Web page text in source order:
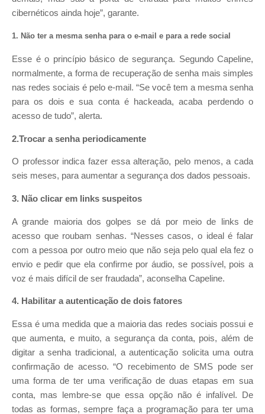
cibernéticos ainda hoje”, garante.
1. Não ter a mesma senha para o e-mail e para a rede social
Esse é o princípio básico de segurança. Segundo Capeline,
normalmente, a forma de recuperação de senha mais simples
nas redes sociais é pelo e-mail. “Se você tem a mesma senha
para os dois e sua conta é hackeada, acaba perdendo o
acesso de tudo”, alerta.
2.Trocar a senha periodicamente
O professor indica fazer essa alteração, pelo menos, a cada
seis meses, para aumentar a segurança dos dados pessoais.
3. Não clicar em links suspeitos
A grande maioria dos golpes se dá por meio de links de
acesso que roubam senhas. “Nesses casos, o ideal é falar
com a pessoa por outro meio que não seja pelo qual ela fez o
envio e pedir que ela confirme por áudio, se possível, pois a
voz é mais difícil de ser fraudada”, aconselha Capeline.
4. Habilitar a autenticação de dois fatores
Essa é uma medida que a maioria das redes sociais possui e
que aumenta, e muito, a segurança da conta, pois, além de
digitar a senha tradicional, a autenticação solicita uma outra
confirmação de acesso. “O recebimento de SMS pode ser
uma forma de ter uma verificação de duas etapas em sua
conta, mas lembre-se que essa opção não é infalível. De
todas as formas, sempre faça a programação para ter uma